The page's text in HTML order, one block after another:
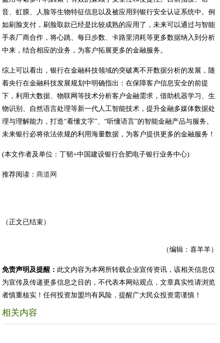
音、虹膜、人脸等生物特征信息以及被应用到银行安全认证系统中。例
如刷脸支付，刷脸取款已经是比较成熟的应用了，未来可以通过与智能
手表厂商合作，将心跳、每日步数、卡路里消耗等更多数据纳入到分析
中来，结合相应的业务，为客户拓展更多的金融服务。
综上可以看出，银行在金融科技领域的突破离不开数据分析的发展，随
着央行在金融科技发展规划中明确指出：在保障客户信息安全的前提
下，利用大数据、物联网等技术分析客户金融需求，借助机器学习、生
物识别、自然语言处理等新一代人工智能技术，提升金融多媒体数据处
理与理解能力，打造“看懂文字”、“听懂语言”的智能金融产品与服务。
未来银行必将依法依规的利用海量数据，为客户提供更多的金融服务！
(本文作者及单位：丁韧+中国建设银行合肥电子银行业务中心)
推荐阅读：商道网
（正文已结束）
（编辑：喜羊羊）
免责声明及提醒： 此文内容为本网所转载企业宣传资讯，该相关信息仅
为宣传及传递更多信息之目的，不代表本网站观点，文章真实性请浏览
者慎重核实！任何投资加盟均有风险，提醒广大民众投资需谨慎！
相关内容